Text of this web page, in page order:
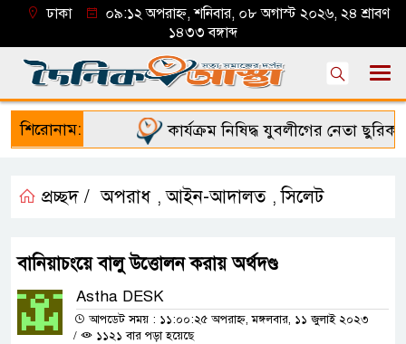
ঢাকা
০৯:১২ অপরাহ্ন, শনিবার, ০৮ অগাস্ট ২০২৬, ২৪ শ্রাবণ
১৪৩৩ বঙ্গাব্দ
শিরোনাম: কার্যক্রম নিষিদ্ধ যুবলীগের নেতা
প্রচ্ছদ / অপরাধ ,আইন-আদালত ,সিলেট
বানিয়াচংয়ে বালু উত্তোলন করায় অর্থদণ্ড
Astha DESK
আপডেট সময় : ১১:০০:২৫ অপরাহ্ন, মঙ্গলবার, ১১ জুলাই ২০২৩
/
১১২১ বার পড়া হয়েছে